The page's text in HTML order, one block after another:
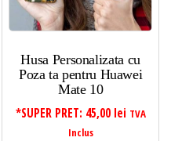
Husa Personalizata cu
Poza ta pentru Huawei
Mate 10
*SUPER PRET: 45,00 lei TVA
Inclus